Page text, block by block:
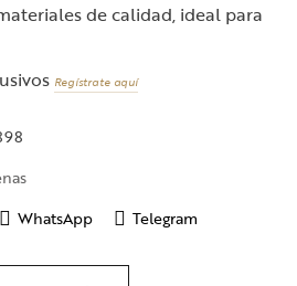
de calidad, ideal para
Regístrate aquí
WhatsApp Telegram